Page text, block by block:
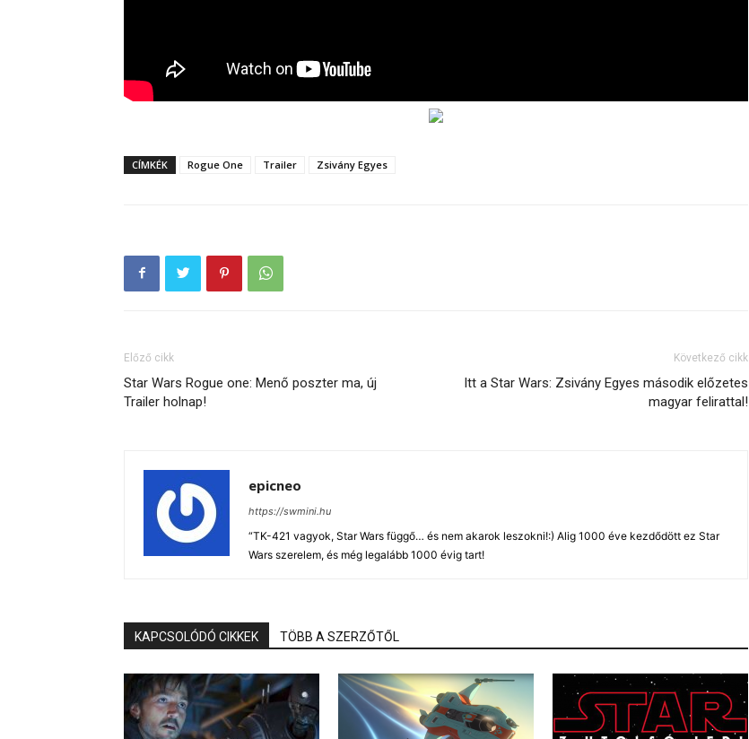
CÍMKÉK Rogue One Trailer Zsivány Egyes
Előző cikk
Star Wars Rogue one: Menő poszter ma, új
Trailer holnap!
Következő cikk
Itt a Star Wars: Zsivány Egyes második előzetes
magyar felirattal!
epicneo
https://swmini.hu
“TK-421 vagyok, Star Wars függő… és nem akarok leszokni!:) Alig 1000 éve kezdődött ez Star
Wars szerelem, és még legalább 1000 évig tart!
KAPCSOLÓDÓ CIKKEK TÖBB A SZERZŐTŐL